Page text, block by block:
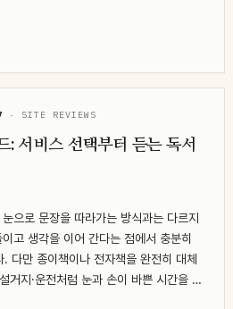
· SITE REVIEWS
: 서비스 선택부터 듣는 독서
으로 문장을 따라가는 방식과는 다르지
고 생각을 이어 간다는 점에서 충분히
. 다만 종이책이나 전자책을 완전히 대체
거지·운전처럼 눈과 손이 바쁜 시간을 책